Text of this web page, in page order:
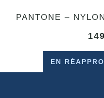
PANTONE –
EN